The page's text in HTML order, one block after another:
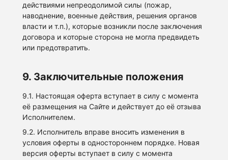
действиями непреодолимой силы (пожар,
наводнение, военные действия, решения органов
власти и т.п.), которые возникли после заключения
договора и которые сторона не могла предвидеть
или предотвратить.
9. Заключительные положения
9.1. Настоящая оферта вступает в силу с момента
её размещения на Сайте и действует до её отзыва
Исполнителем.
9.2. Исполнитель вправе вносить изменения в
условия оферты в одностороннем порядке. Новая
версия оферты вступает в силу с момента